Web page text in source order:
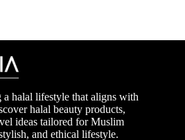
halal lifestyle that aligns with
halal beauty products,
ideas tailored for Muslim
and ethical lifestyle.